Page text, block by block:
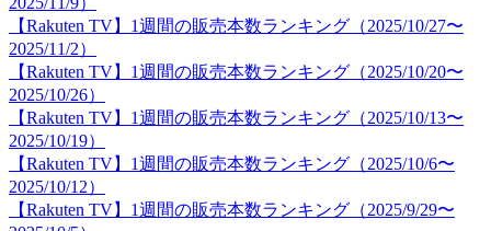
【Rakuten TV】1週間の販売本数ランキング（2025/10/27〜
2025/11/2）
【Rakuten TV】1週間の販売本数ランキング（2025/10/20〜
2025/10/26）
【Rakuten TV】1週間の販売本数ランキング（2025/10/13〜
2025/10/19）
【Rakuten TV】1週間の販売本数ランキング（2025/10/6〜
2025/10/12）
【Rakuten TV】1週間の販売本数ランキング（2025/9/29〜